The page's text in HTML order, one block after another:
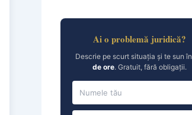
Ai o problemă juridică?
Descrie pe scurt situația și te sun în
de ore. Gratuit, fără obligații.